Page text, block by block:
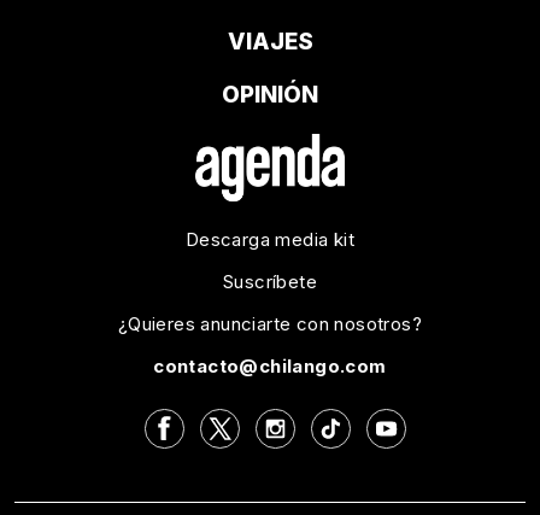
VIAJES
OPINIÓN
Descarga media kit
Suscríbete
¿Quieres anunciarte con nosotros?
contacto@chilango.com